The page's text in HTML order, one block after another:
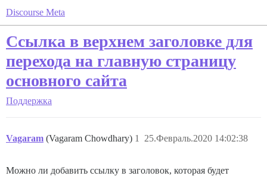
Discourse Meta
Ссылка в верхнем заголовке для
перехода на главную страницу
основного сайта
Поддержка
Vagaram (Vagaram Chowdhary) 25.Февраль.2020 14:02:38
1
Можно ли добавить ссылку в заголовок, которая будет